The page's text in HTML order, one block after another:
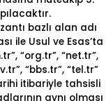
bazlı alan adı
ile Usul ve Esas’ta
“org.tr”, “net.tr”,
“bbs.tr”, “tel.tr”
itibariyle tahsisli
aynı olması